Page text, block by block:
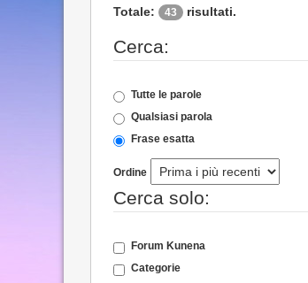
Totale: 43 risultati.
Cerca:
Tutte le parole
Qualsiasi parola
Frase esatta
Ordine
Cerca solo:
Forum Kunena
Categorie